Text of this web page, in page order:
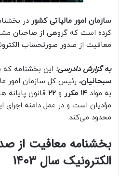
سازمان امور مالیاتی کشور در
معافیت از صدور صورتحساب
به گزارش دادرسی: این بخشنامه که
سبحانیان، رئیس کل سازمان امور
به مواد ۱۴ مکرر و ۲۲ قانون
مؤدیان است و در عمل دامنه اجرای
محدود می‌کند.
بخشنامه معافیت از
الکترونیک سال 1403